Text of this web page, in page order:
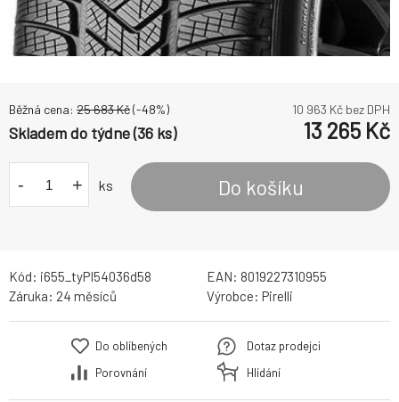
Běžná cena: 25 683Kč(-48%) 10 963 Kč bez DPH
Skladem do týdne (36 ks) 13 265 Kč
- + ks Do košíku
Kód: i655_tyPI54036d58 EAN: 8019227310955
Záruka: 24 měsíců Výrobce: Pirelli
Do oblíbených
Porovnání
Dotaz prodejci
Hlídání